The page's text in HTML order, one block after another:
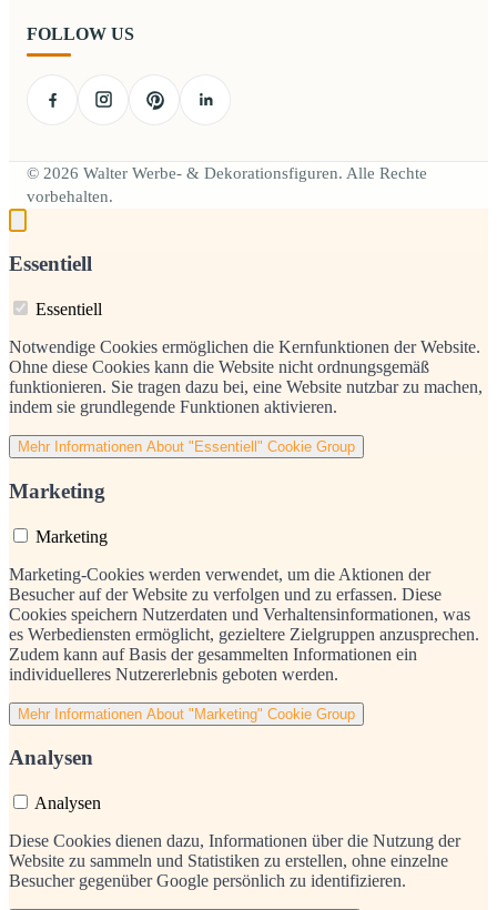
FOLLOW US
© 2026 Walter Werbe- & Dekorationsfiguren. Alle Rechte
vorbehalten.
Essentiell
Essentiell
Notwendige Cookies ermöglichen die Kernfunktionen der Website.
Ohne diese Cookies kann die Website nicht ordnungsgemäß
funktionieren. Sie tragen dazu bei, eine Website nutzbar zu machen,
indem sie grundlegende Funktionen aktivieren.
Mehr Informationen About "Essentiell" Cookie Group
Marketing
Marketing
Marketing-Cookies werden verwendet, um die Aktionen der
Besucher auf der Website zu verfolgen und zu erfassen. Diese
Cookies speichern Nutzerdaten und Verhaltensinformationen, was
es Werbediensten ermöglicht, gezieltere Zielgruppen anzusprechen.
Zudem kann auf Basis der gesammelten Informationen ein
individuelleres Nutzererlebnis geboten werden.
Mehr Informationen About "Marketing" Cookie Group
Analysen
Analysen
Diese Cookies dienen dazu, Informationen über die Nutzung der
Website zu sammeln und Statistiken zu erstellen, ohne einzelne
Besucher gegenüber Google persönlich zu identifizieren.